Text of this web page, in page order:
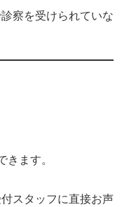
察を受けられていな
きます。
スタッフに直接お声